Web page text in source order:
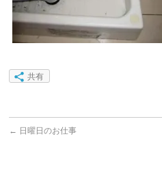
共有
← 日曜日のお仕事